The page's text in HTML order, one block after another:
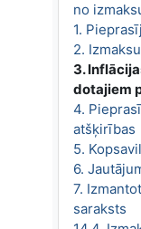
no
1.
2.
3.
dotajiem
4.
atšķirības
5.
6.
7.
saraksts